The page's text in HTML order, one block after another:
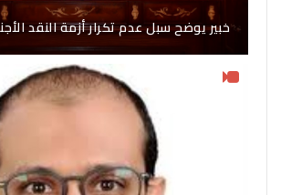
خبير يوضح سبل عدم تكرار أزمة النقد